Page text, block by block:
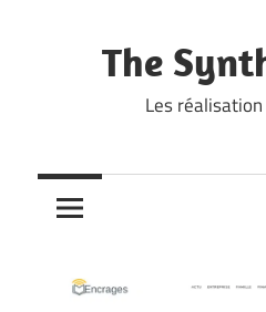
The
Les